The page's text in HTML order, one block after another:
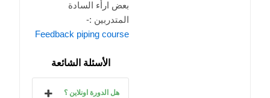
بعض ارأء السادة
المتدربين :-
Feedback piping course
الأسئلة الشائعة
هل الدورة اونلاين ؟